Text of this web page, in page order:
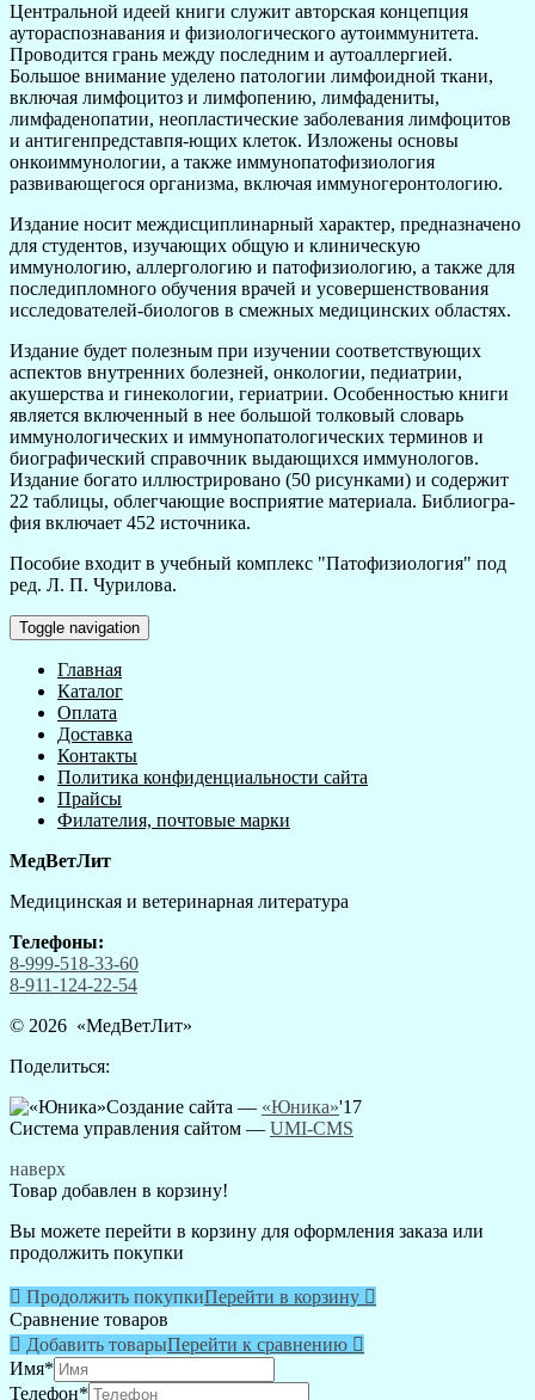
Центральной идеей книги служит авторская концепция
аутораспознавания и физио­логического аутоиммунитета.
Проводится грань между последним и аутоаллергией.
Большое внимание уделено патологии лимфоидной ткани,
включая лимфоцитоз и лимфопению, лимф­адениты,
лимфаденопатии, неопластические заболевания лимфоцитов
и антигенпредставпя-ющих клеток. Изложены основы
онкоиммунологии, а также иммунопатофизиология
развивающегося организма, включая иммуногеронтологию.
Издание носит междисциплинарный характер, предназначено
для студентов, изучающих общую и клиническую
иммунологию, аллергологию и патофизиологию, а также для
последипломного обучения врачей и усовершенствования
исследователей-биологов в смежных медицинских об­ластях.
Издание будет полезным при изучении соответствующих
аспектов внутренних болез­ней, онкологии, педиатрии,
акушерства и гинекологии, гериатрии. Особенностью книги
является включенный в нее большой толковый словарь
иммунологических и иммунопатологических тер­минов и
биографический справочник выдающихся иммунологов.
Издание богато иллюстриро­вано (50 рисунками) и содержит
22 таблицы, облегчающие восприятие материала. Библиогра­
фия включает 452 источника.
Пособие входит в учебный комплекс "Патофизиология" под
ред. Л. П. Чурилова.
Toggle navigation
Главная
Каталог
Оплата
Доставка
Контакты
Политика конфиденциальности сайта
Прайсы
Филателия, почтовые марки
МедВетЛит
Медицинская и ветеринарная литература
Телефоны:
8-999-518-33-60
8-911-124-22-54
© 2026 «МедВетЛит»
Поделиться:
Создание сайта — «Юника»'17
Система управления сайтом — UMI-CMS
наверх
Товар добавлен в корзину!
Вы можете перейти в корзину для оформления заказа или
продолжить покупки
 Продолжить покупкиПерейти в корзину 
Сравнение товаров
 Добавить товарыПерейти к сравнению 
Имя*
Телефон*